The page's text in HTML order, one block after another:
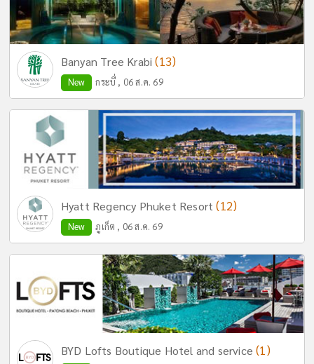
Banyan Tree Krabi(13)
New กระบี่ , 06 ส.ค. 69
Hyatt Regency Phuket Resort(12)
New ภูเก็ต , 06 ส.ค. 69
BYD Lofts Boutique Hotel and service(1)